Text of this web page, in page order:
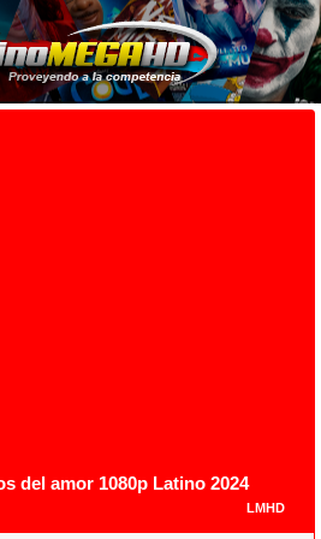
del amor 1080p Latino 2024
LMHD